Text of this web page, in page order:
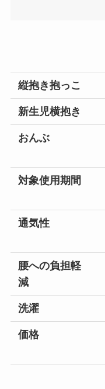
縦抱き抱っこ
新生児横抱き
おんぶ
対象使用期間
通気性
腰への負担軽
減
洗濯
価格